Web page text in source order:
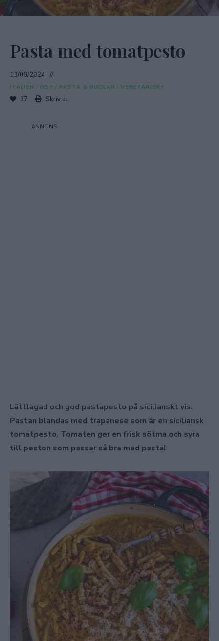
Pasta med tomatpesto
13/08/2024
ITALIEN / OST / PASTA & NUDLAR / VEGETARISKT
37 Skriv ut
Lättlagad och god pastapesto på sicilianskt vis.
Pastan blandas med trapanese som är en siciliansk
tomatpesto. Tomaten ger en frisk sötma och syra
till peston som passar så bra med pasta!